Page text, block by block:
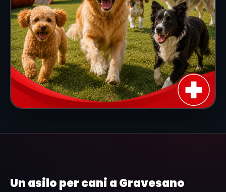
Un asilo per cani a Gravesano